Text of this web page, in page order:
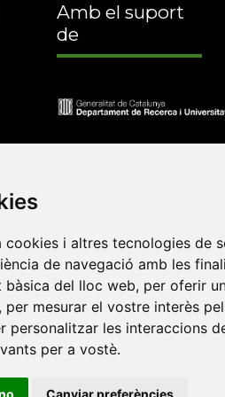
i altres tecnologies de
de navegació amb les
del lloc web, per oferir
, per mesurar el vostre interès
personalitzar les interaccions
per a vostè.
Canviar preferències
Amb el suport
de
Universitat de Barcelona•
Jaume I•Universitat de
de Catalunya•Universitat
València